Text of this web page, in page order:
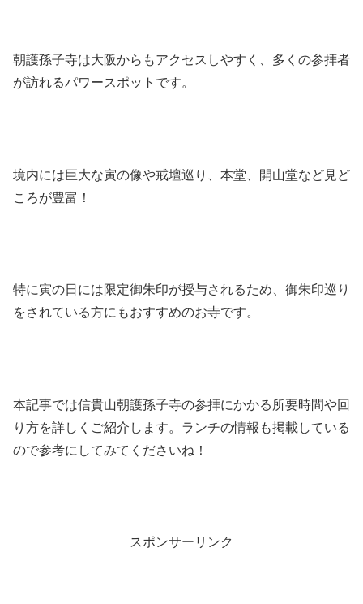
朝護孫子寺は大阪からもアクセスしやすく、多くの参拝者
が訪れるパワースポットです。
境内には巨大な寅の像や戒壇巡り、本堂、開山堂など見ど
ころが豊富！
特に寅の日には限定御朱印が授与されるため、御朱印巡り
をされている方にもおすすめのお寺です。
本記事では信貴山朝護孫子寺の参拝にかかる所要時間や回
り方を詳しくご紹介します。ランチの情報も掲載している
ので参考にしてみてくださいね！
スポンサーリンク